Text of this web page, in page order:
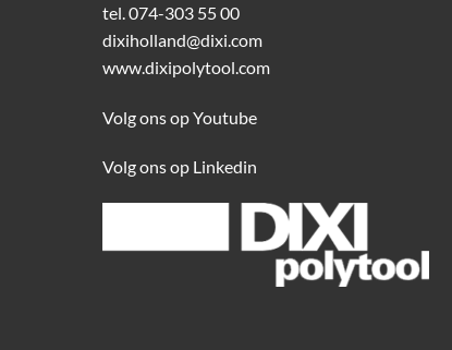
tel. 074-303 55 00
dixiholland@dixi.com
www.dixipolytool.com
Volg ons op Youtube
Volg ons op Linkedin